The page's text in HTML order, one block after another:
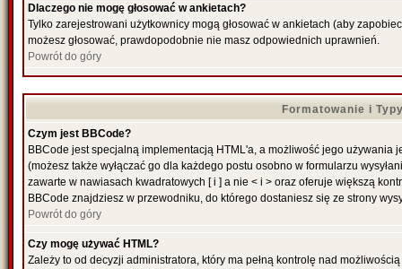
Dlaczego nie mogę głosować w ankietach?
Tylko zarejestrowani użytkownicy mogą głosować w ankietach (aby
możesz głosować, prawdopodobnie nie masz odpowiednich uprawnień.
Powrót do góry
Formatowanie i
Czym jest BBCode?
BBCode jest specjalną implementacją HTML'a, a możliwość jego
(możesz także wyłączać go dla każdego postu osobno w formularzu
zawarte w nawiasach kwadratowych [ i ] a nie < i > oraz oferuje większą
BBCode znajdziesz w przewodniku, do którego dostaniesz się ze strony
Powrót do góry
Czy mogę używać HTML?
Zależy to od decyzji administratora, który ma pełną kontrolę nad